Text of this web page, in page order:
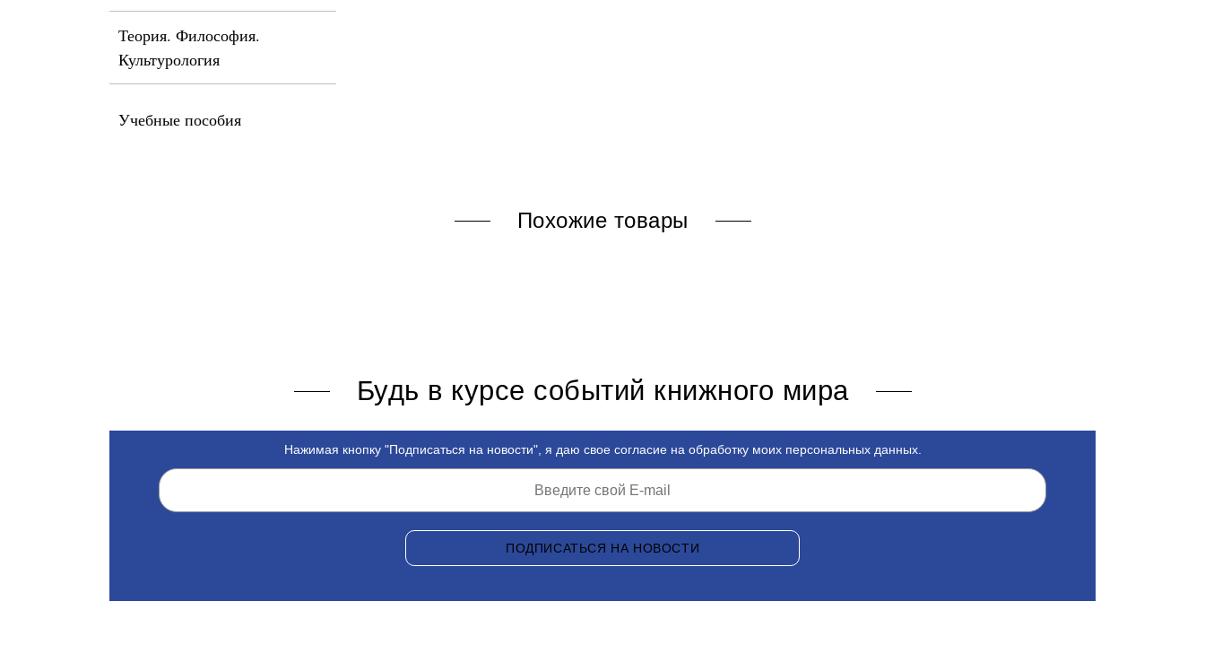
Теория. Философия.
Культурология
Учебные пособия
Похожие товары
Будь в курсе событий книжного мира
Нажимая кнопку "Подписаться на новости", я даю свое согласие на обработку моих персональных данных.
ПОДПИСАТЬСЯ НА НОВОСТИ